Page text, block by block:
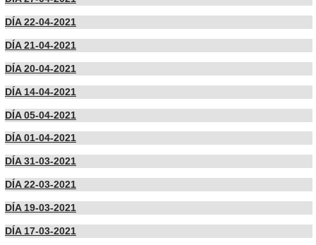
DÍA 22-04-2021
DÍA 21-04-2021
DÍA 20-04-2021
DÍA 14-04-2021
DÍA 05-04-2021
DÍA 01-04-2021
DÍA 31-03-2021
DÍA 22-03-2021
DÍA 19-03-2021
DÍA 17-03-2021